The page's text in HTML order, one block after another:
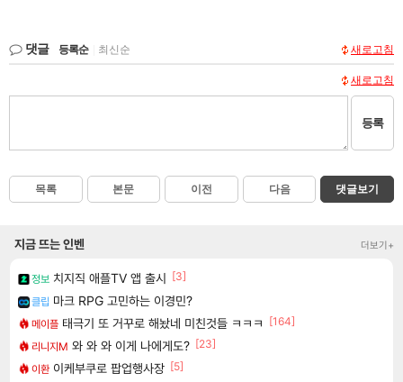
댓글 등록순 최신순 새로고침
새로고침
등록
목록 본문 이전 다음 댓글보기
지금 뜨는 인벤 더보기+
정보 치지직 애플TV 앱 출시 [3]
클립 마크 RPG 고민하는 이경민?
메이플 태극기 또 거꾸로 해놨네 미친것들 ㅋㅋㅋ
[164]
리니지M 와 와 와 이게 나에게도? [23]
이환 이케부쿠로 팝업행사장 [5]